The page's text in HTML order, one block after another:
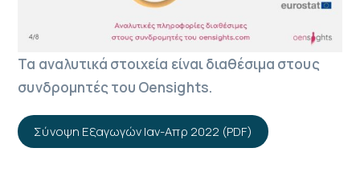
Τα αναλυτικά στοιχεία είναι διαθέσιμα στους
συνδρομητές του Oensights.
Σύνοψη Εξαγωγών Ιαν-Απρ 2022 (PDF)